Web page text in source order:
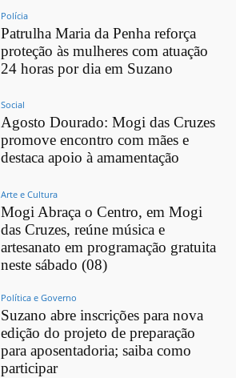
Polícia
Patrulha Maria da Penha reforça
proteção às mulheres com atuação
24 horas por dia em Suzano
Social
Agosto Dourado: Mogi das Cruzes
promove encontro com mães e
destaca apoio à amamentação
Arte e Cultura
Mogi Abraça o Centro, em Mogi
das Cruzes, reúne música e
artesanato em programação gratuita
neste sábado (08)
Política e Governo
Suzano abre inscrições para nova
edição do projeto de preparação
para aposentadoria; saiba como
participar